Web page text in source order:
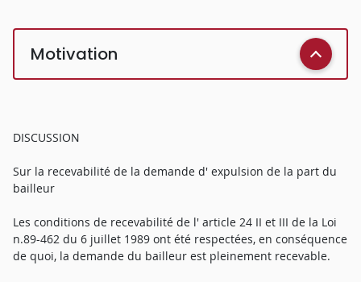
Motivation
DISCUSSION
Sur la recevabilité de la demande d' expulsion de la part du
bailleur
Les conditions de recevabilité de l' article 24 II et III de la Loi
n.89-462 du 6 juillet 1989 ont été respectées, en conséquence
de quoi, la demande du bailleur est pleinement recevable.